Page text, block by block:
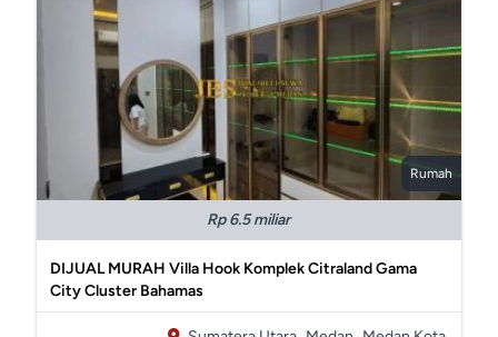
Rumah
Rp 6.5 miliar
DIJUAL MURAH Villa Hook Komplek Citraland Gama
City Cluster Bahamas